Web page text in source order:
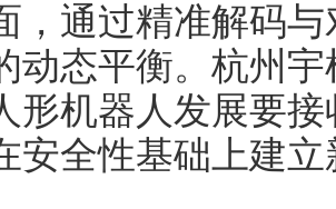
，通过精准解码
动态平衡。杭州
形机器人发展要
安全性基础上建